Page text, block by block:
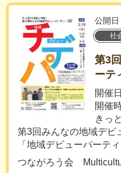
公開
社
第3
ーテ
開催
開催
きっ
第3回みんなの地域デビ
「地域デビューパーテ
つながろう会